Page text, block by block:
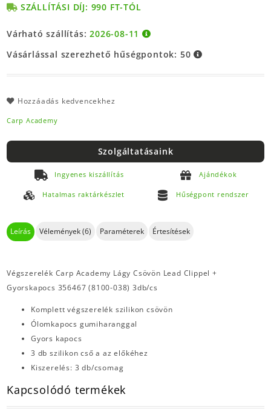
SZÁLLÍTÁSI DÍJ: 990 FT-TÓL
Várható szállítás:2026-08-11
Vásárlással szerezhető hűségpontok: 50
Hozzáadás kedvencekhez
Carp Academy
Szolgáltatásaink
Ingyenes kiszállítás Ajándékok
Hatalmas raktárkészlet Hűségpont rendszer
Leírás Vélemények (6) Paraméterek Értesítések
Végszerelék Carp Academy Lágy Csövön Lead Clippel +
Gyorskapocs 356467 (8100-038) 3db/cs
Komplett végszerelék szilikon csövön
Ólomkapocs gumiharanggal
Gyors kapocs
3 db szilikon cső a az előkéhez
Kiszerelés: 3 db/csomag
Kapcsolódó termékek